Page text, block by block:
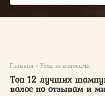
Главная » Уход за волосами
Топ 12 лучших
волос по отзывам и